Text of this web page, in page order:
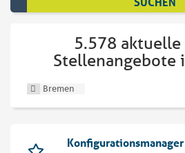
5.578 aktuelle
Stellenangebote
Bremen